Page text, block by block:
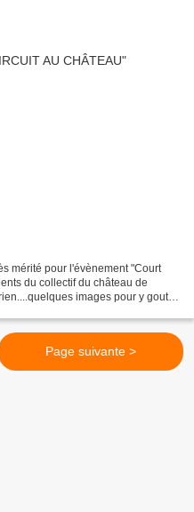
mérité pour l'évènement "Court
du collectif du château de
images pour y gouter
Page suivante >